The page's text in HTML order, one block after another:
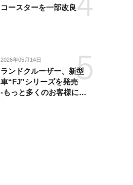
コースターを一部改良
2026年05月14日
ランドクルーザー、新型
車“FJ”シリーズを発売
-もっと多くのお客様にラ